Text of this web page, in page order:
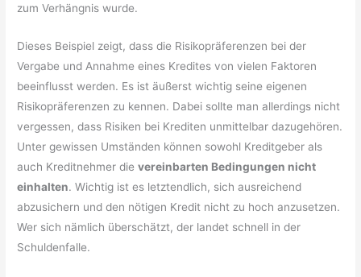
zum Verhängnis wurde.
Dieses Beispiel zeigt, dass die Risikopräferenzen bei der
Vergabe und Annahme eines Kredites von vielen Faktoren
beeinflusst werden. Es ist äußerst wichtig seine eigenen
Risikopräferenzen zu kennen. Dabei sollte man allerdings nicht
vergessen, dass Risiken bei Krediten unmittelbar dazugehören.
Unter gewissen Umständen können sowohl Kreditgeber als
auch Kreditnehmer dievereinbarten Bedingungen nicht
einhalten. Wichtig ist es letztendlich, sich ausreichend
abzusichern und den nötigen Kredit nicht zu hoch anzusetzen.
Wer sich nämlich überschätzt, der landet schnell in der
Schuldenfalle.